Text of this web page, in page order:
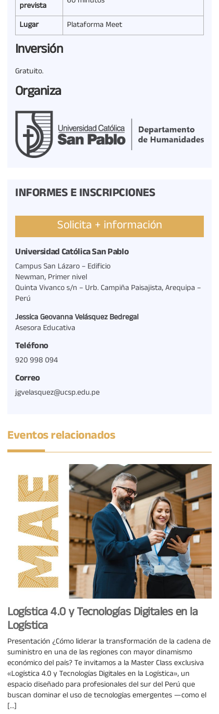
prevista
Lugar
Plataforma Meet
Inversión
Gratuito.
Organiza
INFORMES E INSCRIPCIONES
Solicita + información
Universidad Católica San Pablo
Campus San Lázaro – Edificio
Newman, Primer nivel
Quinta Vivanco s/n – Urb. Campiña Paisajista, Arequipa –
Perú
Jessica Geovanna Velásquez Bedregal
Asesora Educativa
Teléfono
920 998 094
Correo
jgvelasquez@ucsp.edu.pe
Eventos relacionados
Logística 4.0 y Tecnologías Digitales en la
Logística
Presentación ¿Cómo liderar la transformación de la cadena de
suministro en una de las regiones con mayor dinamismo
económico del país? Te invitamos a la Master Class exclusiva
«Logística 4.0 y Tecnologías Digitales en la Logística», un
espacio diseñado para profesionales del sur del Perú que
buscan dominar el uso de tecnologías emergentes —como el
[…]